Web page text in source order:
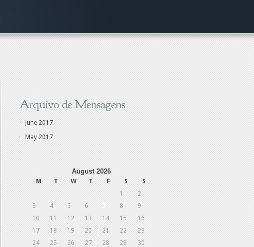
Arquivo de Mensagens
June 2017
May 2017
August 2026
M T W T F S
S
1
2
3
4 5 6 8
9
10
11 12 13 14 15
16
17
18 19 20 21 22
23
24
25 26 27 28 29
30